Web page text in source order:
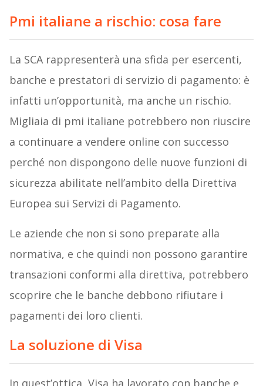
Pmi italiane a rischio: cosa fare
La SCA rappresenterà una sfida per esercenti,
banche e prestatori di servizio di pagamento: è
infatti un’opportunità, ma anche un rischio.
Migliaia di pmi italiane potrebbero non riuscire
a continuare a vendere online con successo
perché non dispongono delle nuove funzioni di
sicurezza abilitate nell’ambito della Direttiva
Europea sui Servizi di Pagamento.
Le aziende che non si sono preparate alla
normativa, e che quindi non possono garantire
transazioni conformi alla direttiva, potrebbero
scoprire che le banche debbono rifiutare i
pagamenti dei loro clienti.
La soluzione di Visa